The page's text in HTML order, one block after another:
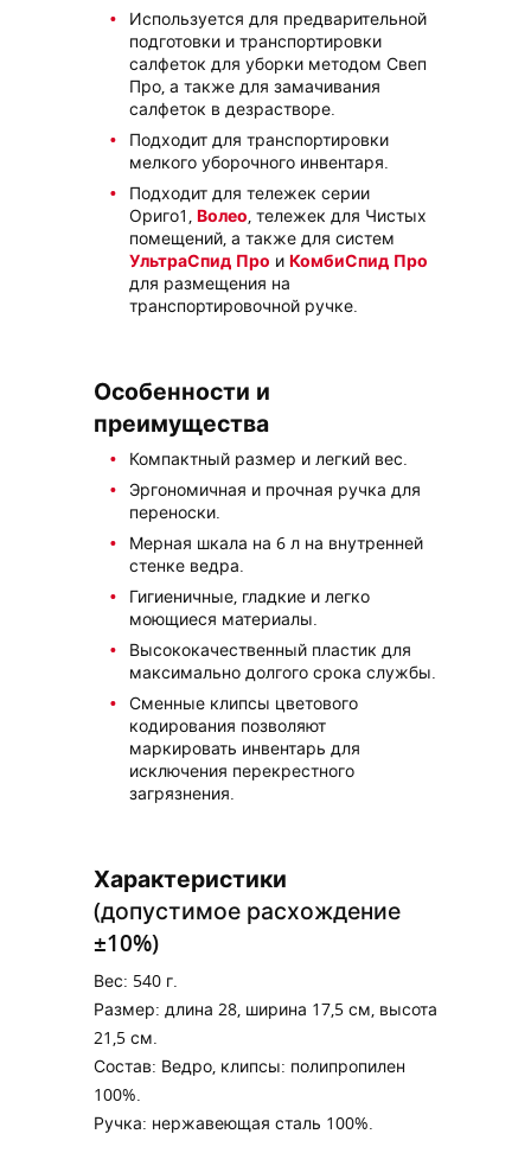
Используется для предварительной
подготовки и транспортировки
салфеток для уборки методом Свеп
Про, а также для замачивания
салфеток в дезрастворе.
Подходит для транспортировки
мелкого уборочного инвентаря.
Подходит для тележек серии
Ориго1, Волео , тележек для Чистых
помещений, а также для систем
УльтраСпид Про и КомбиСпид Про
для размещения на
транспортировочной ручке.
Особенности и
преимущества
Компактный размер и легкий вес.
Эргономичная и прочная ручка для
переноски.
Мерная шкала на 6 л на внутренней
стенке ведра.
Гигиеничные, гладкие и легко
моющиеся материалы.
Высококачественный пластик для
максимально долгого срока службы.
Сменные клипсы цветового
кодирования позволяют
маркировать инвентарь для
исключения перекрестного
загрязнения.
Характеристики
(допустимое расхождение
±10%)
Вес: 540 г.
Размер: длина 28, ширина 17,5 см, высота
21,5 см.
Состав: Ведро, клипсы: полипропилен
100%.
Ручка: нержавеющая сталь 100%.